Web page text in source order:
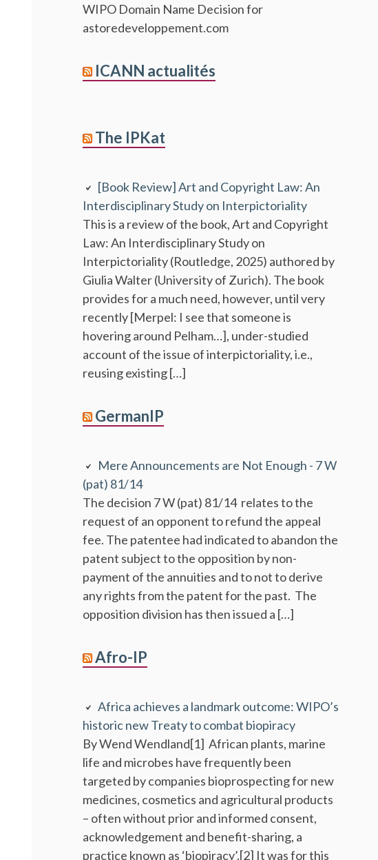
WIPO Domain Name Decision for
astoredeveloppement.com
ICANN actualités
The IPKat
[Book Review] Art and Copyright Law: An
Interdisciplinary Study on Interpictoriality
This is a review of the book, Art and Copyright
Law: An Interdisciplinary Study on
Interpictoriality (Routledge, 2025) authored by
Giulia Walter (University of Zurich). The book
provides for a much need, however, until very
recently [Merpel: I see that someone is
hovering around Pelham…], under-studied
account of the issue of interpictoriality, i.e.,
reusing existing […]
GermanIP
Mere Announcements are Not Enough - 7 W
(pat) 81/14
The decision 7 W (pat) 81/14 relates to the
request of an opponent to refund the appeal
fee. The patentee had indicated to abandon the
patent subject to the opposition by non-
payment of the annuities and to not to derive
any rights from the patent for the past. The
opposition division has then issued a […]
Afro-IP
Africa achieves a landmark outcome: WIPO’s
historic new Treaty to combat biopiracy
By Wend Wendland[1] African plants, marine
life and microbes have frequently been
targeted by companies bioprospecting for new
medicines, cosmetics and agricultural products
– often without prior and informed consent,
acknowledgement and benefit-sharing, a
practice known as ‘biopiracy’.[2] It was for this